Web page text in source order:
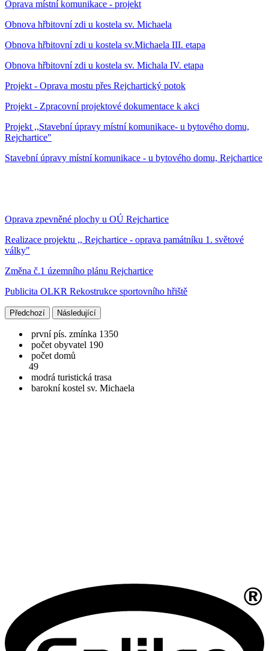
Oprava místní komunikace - projekt
Obnova hřbitovní zdi u kostela sv. Michaela
Obnova hřbitovní zdi u kostela sv.Michaela III. etapa
Obnova hřbitovní zdi u kostela sv. Michala IV. etapa
Projekt - Oprava mostu přes Rejchartický potok
Projekt - Zpracovní projektové dokumentace k akci
Projekt ,,Stavební úpravy místní komunikace- u bytového domu,
Rejchartice"
Stavební úpravy místní komunikace - u bytového domu, Rejchartice
Oprava zpevněné plochy u OÚ Rejchartice
Realizace projektu ,, Rejchartice - oprava památníku 1. světové
války"
Změna č.1 územního plánu Rejchartice
Publicita OLKR Rekostrukce sportovního hřiště
Předchozí Následující
první pís. zmínka 1350
počet obyvatel 190
počet domů
49
modrá turistická trasa
barokní kostel sv. Michaela